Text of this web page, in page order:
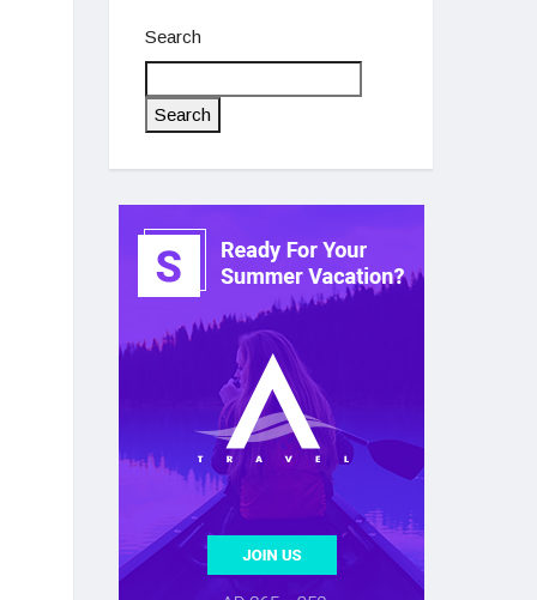
Search
Search